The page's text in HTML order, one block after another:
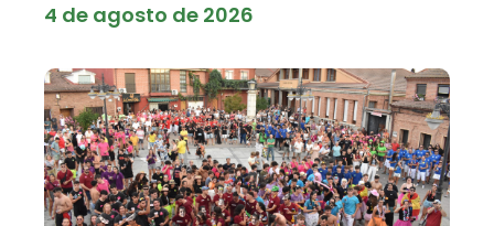
4 de agosto de 2026